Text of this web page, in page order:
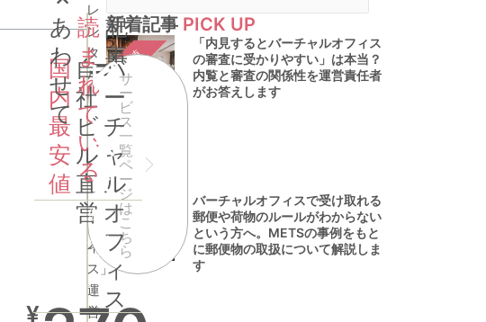
レ
ン
タ
ル
オ
フ
ィ
ス
「METS
オ
フ
ィ
ス」
運
営
国
内
最
安
値
自
社
ビ
ル
直
営
バ
ー
チ
ャ
ル
オ
フ
ィ
ス
ラ
イ
ト
個
人・
法
人
¥
国内最安値
ビ
ジ
ネ
ス
個
人・
法
人
サ
ー
ビ
ス
一
覧
ペ
ー
ジ
は
こ
ち
ら
あ
わ
せ
て
読
ま
れ
て
い
る
記
事
「内
見す
ると
バー
チャ
ルオ
フィ
バーチ
ャルオ
フィス
の最新
お申込
みデー
タ200
ゴ
リ
ー
新着記事 PICK UP
「内見するとバーチャルオフィス
の審査に受かりやすい」は本当？
内覧と審査の関係性を運営責任者
がお答えします
バーチャルオフィスで受け取れる
郵便や荷物のルールがわからない
という方へ。METSの事例をもと
に郵便物の取扱について解説しま
す